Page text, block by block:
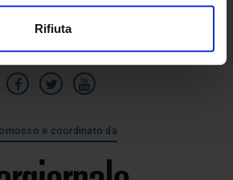
Rifiuta
Via Eritrea 21/A
20157 | Milano | Italia
e coordinato da